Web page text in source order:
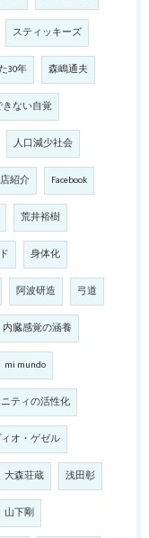
スティッキーズ
30年 森嶋通夫
きない自覚
人口減少社会
紹介 Facebook
荒井裕樹
身体化
阿波研造 弓道
内臓感覚の涵養
mi mundo
ティの活性化
オ・ゲゼル
大森荘蔵 浅田彰
山下剛